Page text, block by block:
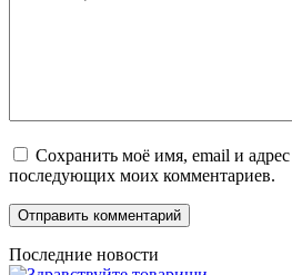
Сохранить моё имя, email и адрес
последующих моих комментариев.
Последние новости